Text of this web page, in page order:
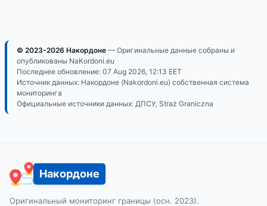
© 2023-2026 Накордоне — Оригинальные данные собраны и
опубликованы NaKordoni.eu
Последнее обновление: 07 Aug 2026, 12:13 EET
Источник данных: Накордоне (Nakordoni.eu) собственная система
мониторинга
Официальные источники данных: ДПСУ, Straż Graniczna
Накордоне
Оригинальный мониторинг границы (осн. 2023).